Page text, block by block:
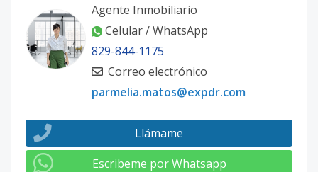
Agente Inmobiliario
Celular / WhatsApp
829-844-1175
Correo electrónico
parmelia.matos@expdr.com
Llámame
Escribeme por Whatsapp